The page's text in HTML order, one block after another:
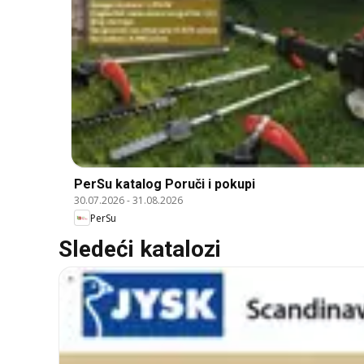
PerSu katalog Poruči i pokupi
30.07.2026-31.08.2026
PerSu
Sledeći katalozi